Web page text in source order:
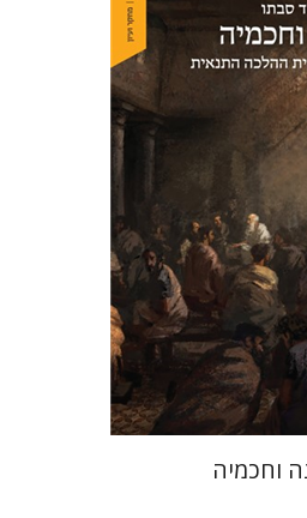
ספר מודפס
$46
$41
וחכמיה